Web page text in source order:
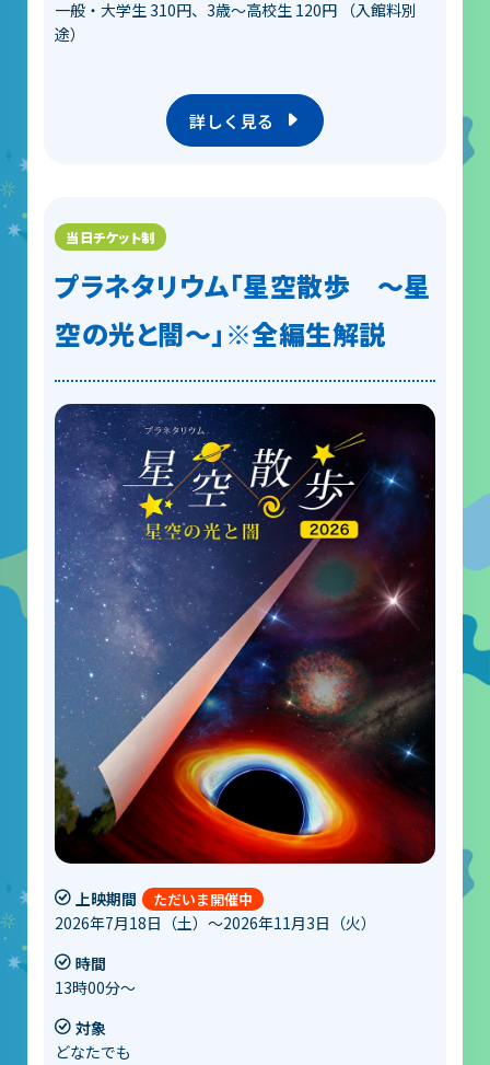
一般・大学生 310円、3歳～高校生 120円 （入館料別
途）
詳しく見る
プラネタリウム「星空散歩 ～星
空の光と闇～」※全編生解説
上映期間
2026年7月18日（土）～2026年11月3日（火）
時間
13時00分～
対象
どなたでも